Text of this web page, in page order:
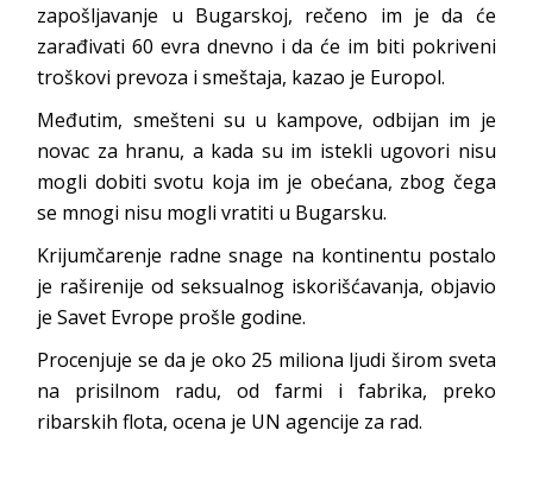
zapošljavanje u Bugarskoj, rečeno im je da će
zarađivati 60 evra dnevno i da će im biti pokriveni
troškovi prevoza i smeštaja, kazao je Europol.
Međutim, smešteni su u kampove, odbijan im je
novac za hranu, a kada su im istekli ugovori nisu
mogli dobiti svotu koja im je obećana, zbog čega
se mnogi nisu mogli vratiti u Bugarsku.
Krijumčarenje radne snage na kontinentu postalo
je raširenije od seksualnog iskorišćavanja, objavio
je Savet Evrope prošle godine.
Procenjuje se da je oko 25 miliona ljudi širom sveta
na prisilnom radu, od farmi i fabrika, preko
ribarskih flota, ocena je UN agencije za rad.